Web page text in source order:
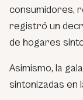
consumidores,
registró un
de hogares
Asimismo, la
sintonizadas en